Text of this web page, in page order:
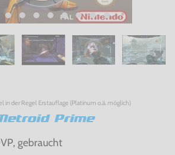
in der Regel Erstauflage (Platinum o.ä. möglich)
Prime
gebraucht